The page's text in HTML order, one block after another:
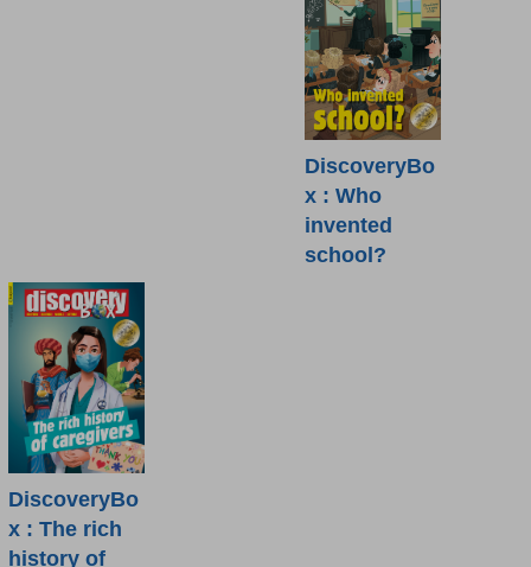
DiscoveryBo
x : Who
invented
school?
DiscoveryBo
x : The rich
history of